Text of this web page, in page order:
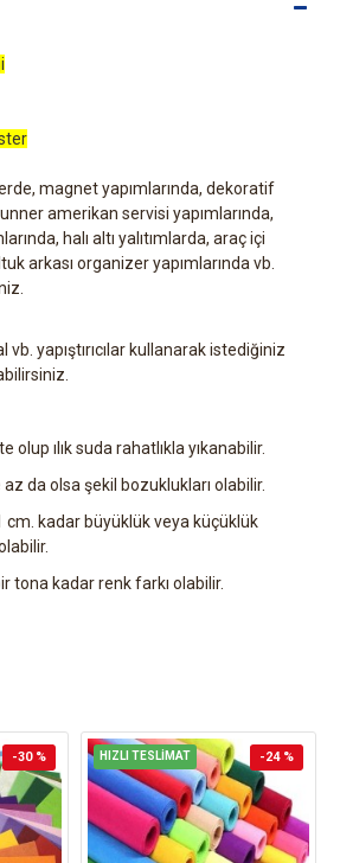
magnet yapımlarında, dekoratif
amerikan servisi yapımlarında,
halı altı yalıtımlarda, araç içi
arkası organizer yapımlarında vb.
vb. yapıştırıcılar kullanarak istediğiniz
olup ılık suda rahatlıkla yıkanabilir.
da olsa şekil bozuklukları olabilir.
cm. kadar büyüklük veya küçüklük
tona kadar renk farkı olabilir.
-30 % HIZLI TESLİMAT -24 %